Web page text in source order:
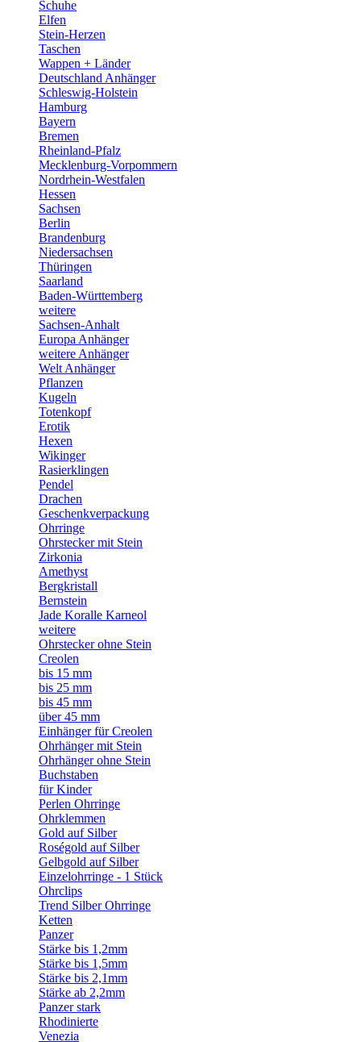
Schuhe
Elfen
Stein-Herzen
Taschen
Wappen + Länder
Deutschland Anhänger
Schleswig-Holstein
Hamburg
Bayern
Bremen
Rheinland-Pfalz
Mecklenburg-Vorpommern
Nordrhein-Westfalen
Hessen
Sachsen
Berlin
Brandenburg
Niedersachsen
Thüringen
Saarland
Baden-Württemberg
weitere
Sachsen-Anhalt
Europa Anhänger
weitere Anhänger
Welt Anhänger
Pflanzen
Kugeln
Totenkopf
Erotik
Hexen
Wikinger
Rasierklingen
Pendel
Drachen
Geschenkverpackung
Ohrringe
Ohrstecker mit Stein
Zirkonia
Amethyst
Bergkristall
Bernstein
Jade Koralle Karneol
weitere
Ohrstecker ohne Stein
Creolen
bis 15 mm
bis 25 mm
bis 45 mm
über 45 mm
Einhänger für Creolen
Ohrhänger mit Stein
Ohrhänger ohne Stein
Buchstaben
für Kinder
Perlen Ohrringe
Ohrklemmen
Gold auf Silber
Roségold auf Silber
Gelbgold auf Silber
Einzelohrringe - 1 Stück
Ohrclips
Trend Silber Ohrringe
Ketten
Panzer
Stärke bis 1,2mm
Stärke bis 1,5mm
Stärke bis 2,1mm
Stärke ab 2,2mm
Panzer stark
Rhodinierte
Venezia